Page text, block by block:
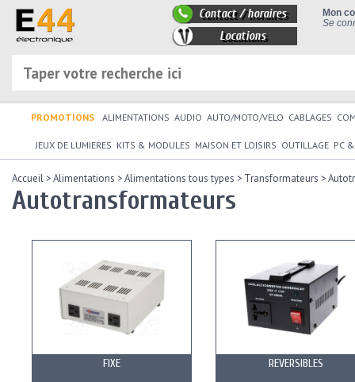
Mon
Se
Contact / horaires
Locations
PROMOTIONS ALIMENTATIONS AUDIO AUTO/MOTO/VELO CABLAGES
JEUX DE LUMIERES KITS & MODULES MAISON ET LOISIRS OUTILLAGE PC
Accueil >Alimentations >Alimentations tous types > Transformateurs >
Autotransformateurs
FIXE REVERSIBLES